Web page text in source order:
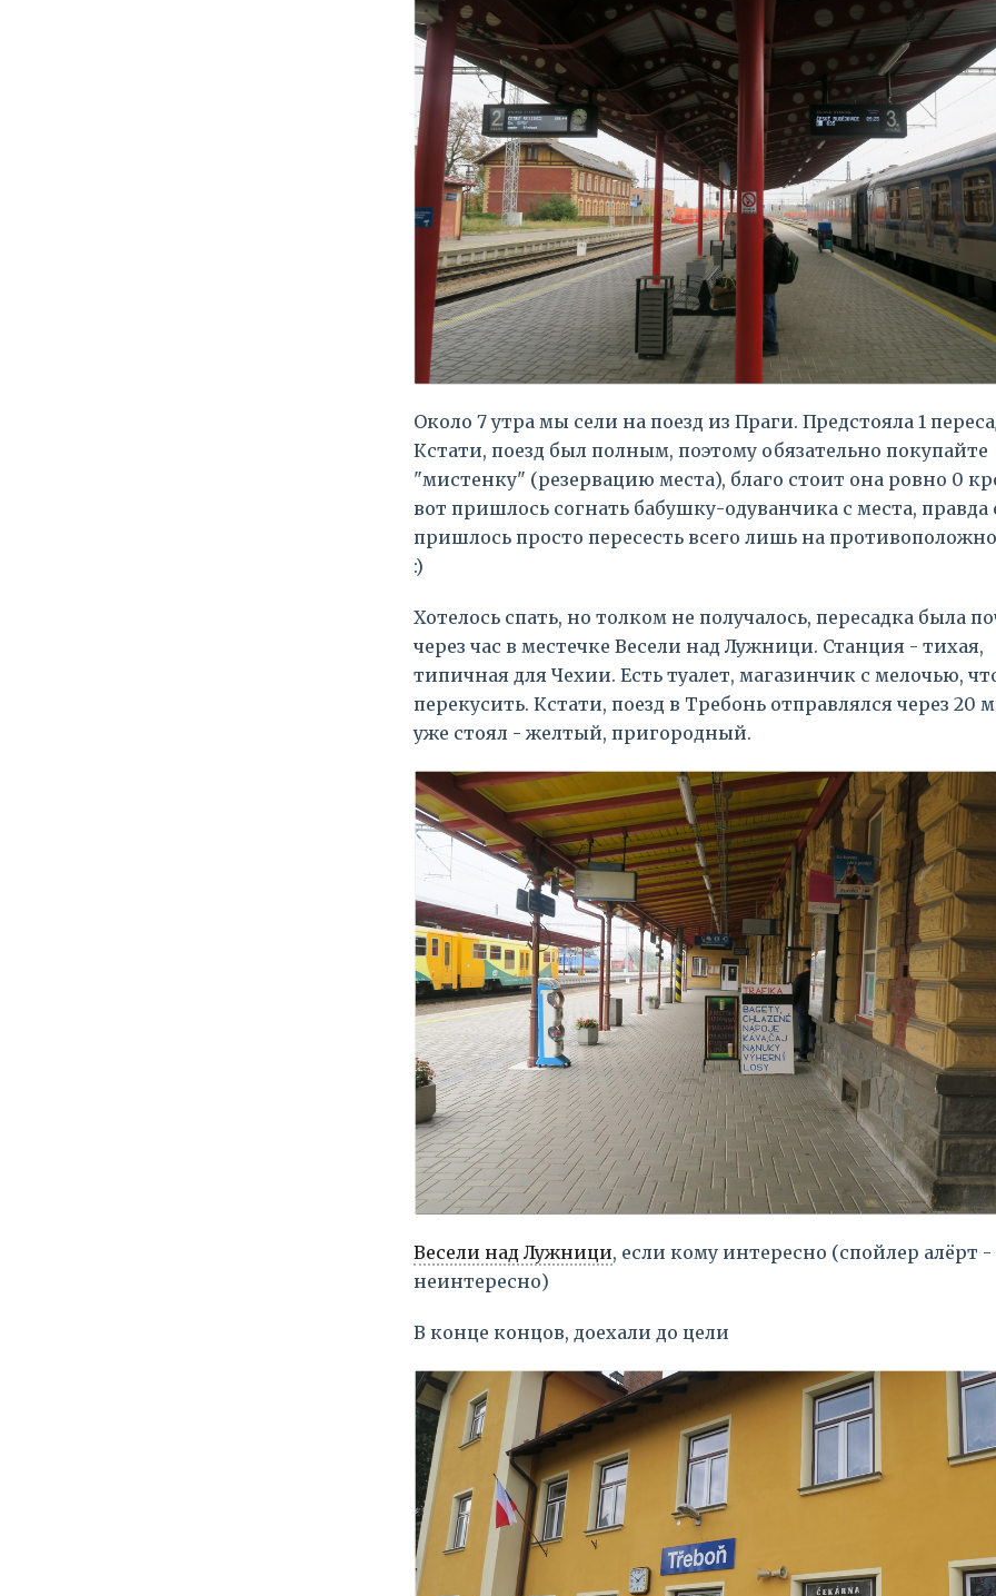
Около 7 утра мы сели на поезд из Праги. Предстояла 1
Кстати, поезд был полным, поэтому обязательно покупайте
"мистенку" (резервацию места), благо стоит она ровно 0
вот пришлось согнать бабушку-одуванчика с места, правда
пришлось просто пересесть всего лишь на
:)
Хотелось спать, но толком не получалось, пересадка была
через час в местечке Весели над Лужници. Станция - тихая,
типичная для Чехии. Есть туалет, магазинчик с мелочью,
перекусить. Кстати, поезд в Требонь отправлялся через 20
уже стоял - желтый, пригородный.
Весели над Лужници, если кому интересно (спойлер алёрт -
неинтересно)
В конце концов, доехали до цели